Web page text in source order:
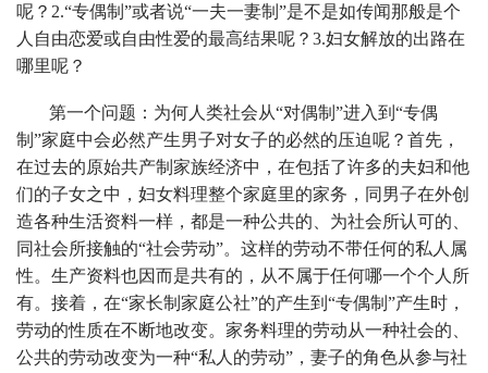
呢？2.“专偶制”或者说“一夫一妻制”是不是如传闻那般是个
人自由恋爱或自由性爱的最高结果呢？3.妇女解放的出路在
哪里呢？
第一个问题：为何人类社会从“对偶制”进入到“专偶
制”家庭中会必然产生男子对女子的必然的压迫呢？首先，
在过去的原始共产制家族经济中，在包括了许多的夫妇和他
们的子女之中，妇女料理整个家庭里的家务，同男子在外创
造各种生活资料一样，都是一种公共的、为社会所认可的、
同社会所接触的“社会劳动”。这样的劳动不带任何的私人属
性。生产资料也因而是共有的，从不属于任何哪一个个人所
有。接着，在“家长制家庭公社”的产生到“专偶制”产生时，
劳动的性质在不断地改变。家务料理的劳动从一种社会的、
公共的劳动改变为一种“私人的劳动”，妻子的角色从参与社